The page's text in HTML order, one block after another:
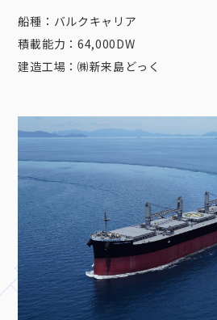
船種：バルクキャリア
積載能力：64,000DW
建造工場：㈱新来島どっく